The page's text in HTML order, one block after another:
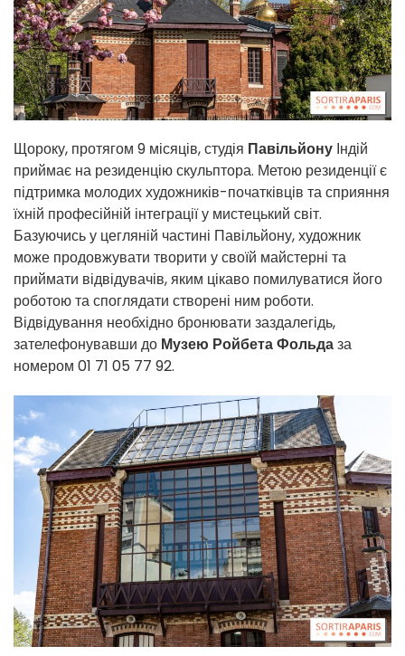
Щороку, протягом 9 місяців, студія Павільйону Індій
приймає на резиденцію скульптора. Метою резиденції є
підтримка молодих художників-початківців та сприяння
їхній професійній інтеграції у мистецький світ.
Базуючись у цегляній частині Павільйону, художник
може продовжувати творити у своїй майстерні та
приймати відвідувачів, яким цікаво помилуватися його
роботою та споглядати створені ним роботи.
Відвідування необхідно бронювати заздалегідь,
зателефонувавши до Музею Ройбета Фольдаза
номером 01 71 05 77 92.